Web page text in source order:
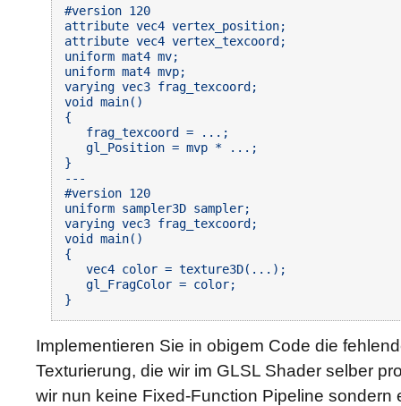
#version 120
attribute vec4 vertex_position;
attribute vec4 vertex_texcoord;
uniform mat4 mv;
uniform mat4 mvp;
varying vec3 frag_texcoord;
void main()
{
   frag_texcoord = ...;
   gl_Position = mvp * ...;
}
---
#version 120
uniform sampler3D sampler;
varying vec3 frag_texcoord;
void main()
{
   vec4 color = texture3D(...);
   gl_FragColor = color;
Implementieren Sie in obigem Code die
Texturierung, die wir im GLSL Shader selber
wir nun keine Fixed-Function Pipeline sondern